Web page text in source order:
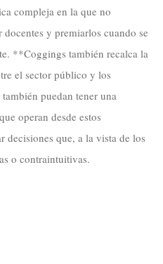
compleja en la que no
y premiarlos cuando se
**Coggings también recalca la
el sector público y los
puedan tener una
operan desde estos
que, a la vista de los
o contraintuitivas.